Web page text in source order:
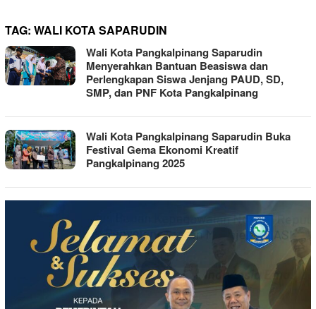
TAG: WALI KOTA SAPARUDIN
Wali Kota Pangkalpinang Saparudin
Menyerahkan Bantuan Beasiswa dan
Perlengkapan Siswa Jenjang PAUD, SD,
SMP, dan PNF Kota Pangkalpinang
Wali Kota Pangkalpinang Saparudin Buka
Festival Gema Ekonomi Kreatif
Pangkalpinang 2025